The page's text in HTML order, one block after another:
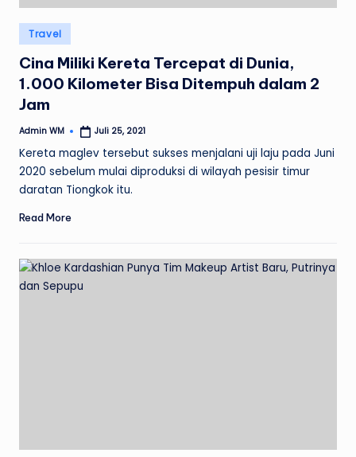
Posted
in
Travel
Cina Miliki Kereta Tercepat di Dunia,
1.000 Kilometer Bisa Ditempuh dalam 2
Jam
Posted
Admin WM Juli 25, 2021
Kereta maglev tersebut sukses menjalani uji laju pada Juni
2020 sebelum mulai diproduksi di wilayah pesisir timur
daratan Tiongkok itu.
Read More